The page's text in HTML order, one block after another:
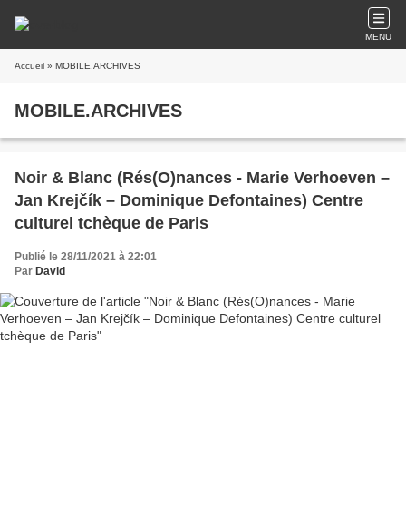
MENU
Accueil » MOBILE.ARCHIVES
MOBILE.ARCHIVES
Noir & Blanc (Rés(O)nances - Marie Verhoeven –
Jan Krejčík – Dominique Defontaines) Centre
culturel tchèque de Paris
Publié le 28/11/2021 à 22:01
Par David